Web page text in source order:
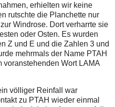
erhielten wir keine
rutschte die Planchette nur
Windrose. Dort verharrte sie
oder Osten. Es wurden
Z und E und die Zahlen 3 und
mehrmals der Name PTAH
voranstehenden Wort LAMA
völliger Reinfall war
zu PTAH wieder einmal